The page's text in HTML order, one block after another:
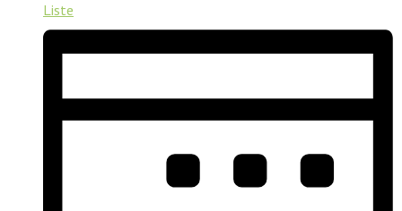
Liste